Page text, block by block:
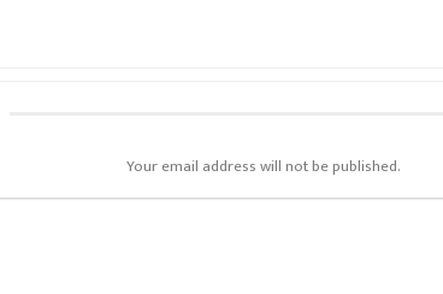
Your email address will not be published.